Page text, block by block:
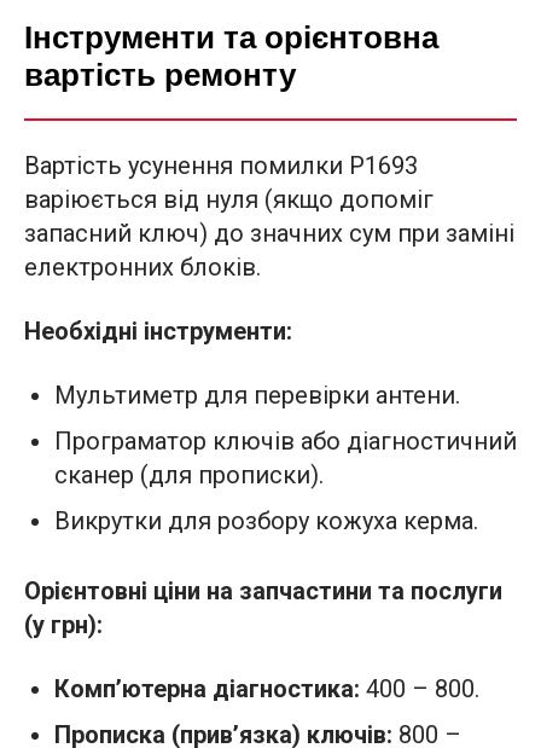
Інструменти та орієнтовна
вартість ремонту
Вартість усунення помилки P1693
варіюється від нуля (якщо допоміг
запасний ключ) до значних сум при заміні
електронних блоків.
Необхідні інструменти:
Мультиметр для перевірки антени.
Програматор ключів або діагностичний
сканер (для прописки).
Викрутки для розбору кожуха керма.
Орієнтовні ціни на запчастини та послуги
(у грн):
Комп’ютерна діагностика: 400 – 800.
Прописка (прив’язка) ключів: 800 –